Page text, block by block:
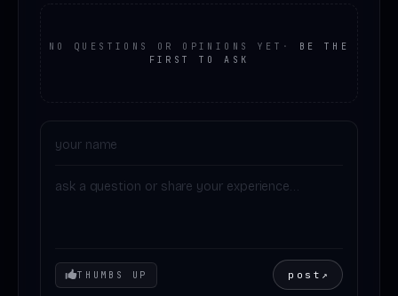
NO QUESTIONS OR OPINIONS YET ·
BE THE
FIRST TO ASK
Your mood
THUMBS UP post ↗